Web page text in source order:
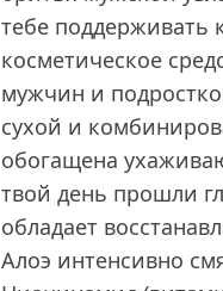
тебе поддерживать
косметическое
мужчин и
сухой и
обогащена
твой день прошли
обладает
Алоэ интенсивно